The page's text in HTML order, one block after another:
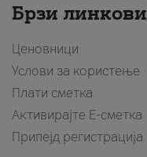
Брзи линкови
Ценовници
Услови за користење
Плати сметка
Активирајте Е-сметка
Припејд регистрација